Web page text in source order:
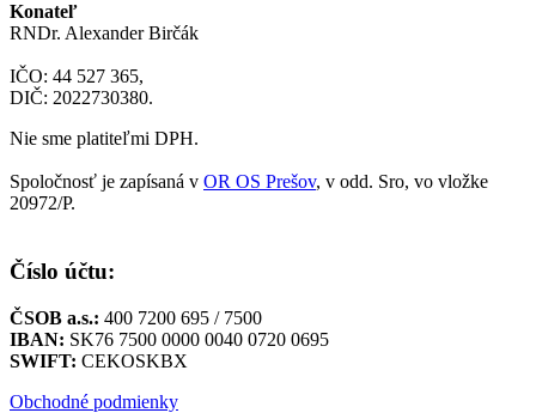
Konateľ
RNDr. Alexander Birčák
IČO: 44 527 365,
DIČ: 2022730380.
Nie sme platiteľmi DPH.
Spoločnosť je zapísaná v OR OS Prešov, v odd. Sro, vo vložke
20972/P.
Číslo účtu:
ČSOB a.s.: 400 7200 695 / 7500
IBAN: SK76 7500 0000 0040 0720 0695
SWIFT: CEKOSKBX
Obchodné podmienky